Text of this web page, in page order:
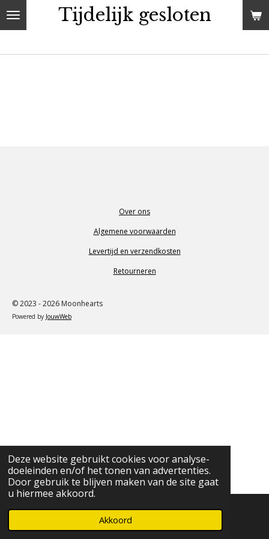
Deze website gebruikt cookies voor analyse-
doeleinden en/of het tonen van advertenties.
Door gebruik te blijven maken van de site gaat
u hiermee akkoord.
Akkoord
Ga
direct
Tijdelijk gesloten
Over ons
Algemene voorwaarden
Levertijd en verzendkosten
Retourneren
© 2023 - 2026 Moonhearts
Powered by JouwWeb